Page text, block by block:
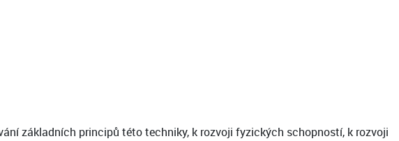
základních principů této techniky, k rozvoji fyzických schopností, k rozvoji